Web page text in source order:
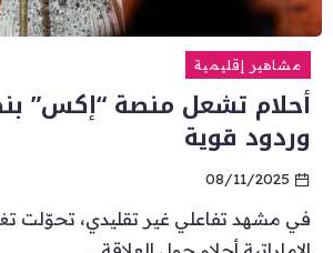
مشاهير إقليمية
أحلام تشعل منصة “إكس”
وردود قوية
08/11/2025
في مشهد تفاعلي غير تقليدي، تحوّلت